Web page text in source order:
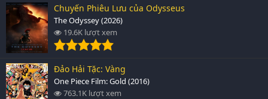
Chuyến Phiêu Lưu của Odysseus
The Odyssey (2026)
19.6K lượt xem
Đảo Hải Tặc: Vàng
One Piece Film: Gold (2016)
763.1K lượt xem